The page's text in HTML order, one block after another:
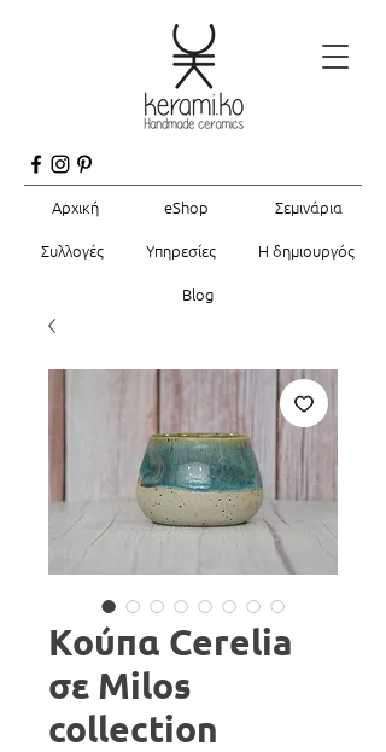
Αρχική eShop
Σεμινάρια
Συλλογές
Υπηρεσίες
Η δημιουργός
Blog
Κούπα Cerelia
σε Milos
collection